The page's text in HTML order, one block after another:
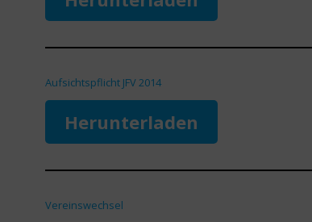
Aufsichtspflicht JFV 2014
Herunterladen
Vereinswechsel